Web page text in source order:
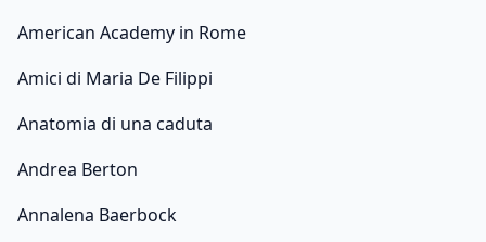
American Academy in Rome
Amici di Maria De Filippi
Anatomia di una caduta
Andrea Berton
Annalena Baerbock